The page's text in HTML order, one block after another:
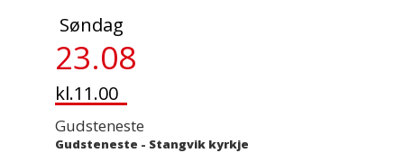
Søndag
23.08
kl.11.00
Gudsteneste
Gudsteneste - Stangvik kyrkje